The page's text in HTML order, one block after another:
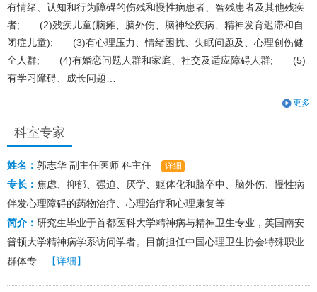
有情绪、认知和行为障碍的伤残和慢性病患者、智残患者及其他残疾
者; (2)残疾儿童(脑瘫、脑外伤、脑神经疾病、精神发育迟滞和自
闭症儿童); (3)有心理压力、情绪困扰、失眠问题及、心理创伤健
全人群; (4)有婚恋问题人群和家庭、社交及适应障碍人群; (5)
有学习障碍、成长问题…
更多
科室专家
姓名： 郭志华 副主任医师 科主任 详细
专长： 焦虑、抑郁、强迫、厌学、躯体化和脑卒中、脑外伤、慢性病
伴发心理障碍的药物治疗、心理治疗和心理康复等
简介： 研究生毕业于首都医科大学精神病与精神卫生专业，英国南安
普顿大学精神病学系访问学者。目前担任中国心理卫生协会特殊职业
群体专…
【详细】